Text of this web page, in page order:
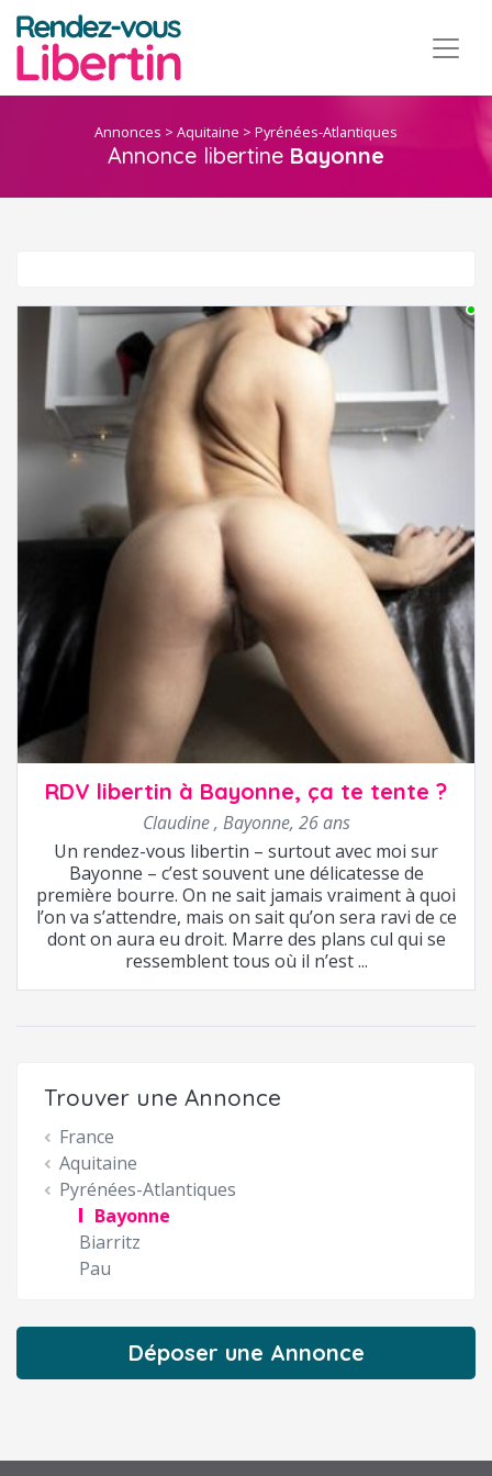
Annonces > Aquitaine > Pyrénées-Atlantiques
Annonce libertine Bayonne
RDV libertin à Bayonne, ça te tente ?
Claudine, Bayonne, 26 ans
Un rendez-vous libertin – surtout avec moi sur
Bayonne – c’est souvent une délicatesse de
première bourre. On ne sait jamais vraiment à quoi
l’on va s’attendre, mais on sait qu’on sera ravi de ce
dont on aura eu droit. Marre des plans cul qui se
ressemblent tous où il n’est ...
Trouver une Annonce
France
Aquitaine
Pyrénées-Atlantiques
Bayonne
Biarritz
Pau
Déposer une Annonce